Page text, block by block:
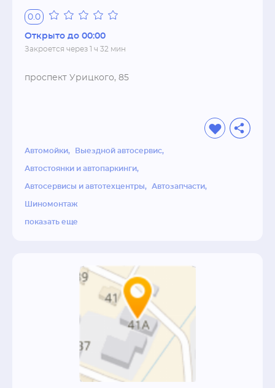
Автосервис, Автомойка, Шиномонтаж,
Автостоянка
0.0
Открыто до 00:00
Закроется через 1 ч 32 мин
проспект Урицкого, 85
Автомойки Выездной автосервис
Автостоянки и автопаркинги
Автосервисы и автотехцентры Автозапчасти
Шиномонтаж
показать еще